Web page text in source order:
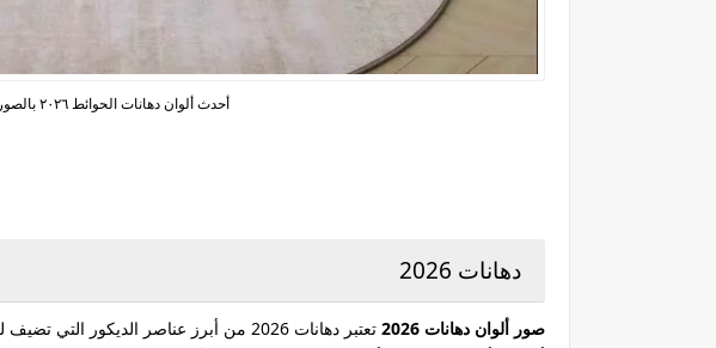
أحدث ألوان دهانات الحوائط ٢٠٢٦ بالصور
دهانات 2026
صور ألوان دهانات 2026
تعتبر دهانات 2026 من أبرز عناصر